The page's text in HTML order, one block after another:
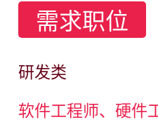
需求职位
研发类
软件工程师、硬件